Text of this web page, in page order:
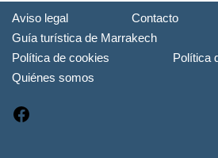
Aviso legal
Contacto
Guía turística de Marrakech
Política de cookies
Política
Quiénes somos